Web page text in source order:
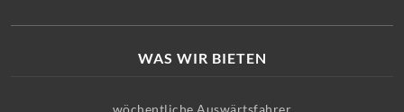
WAS WIR BIETEN
wöchentliche Auswärtsfahrer